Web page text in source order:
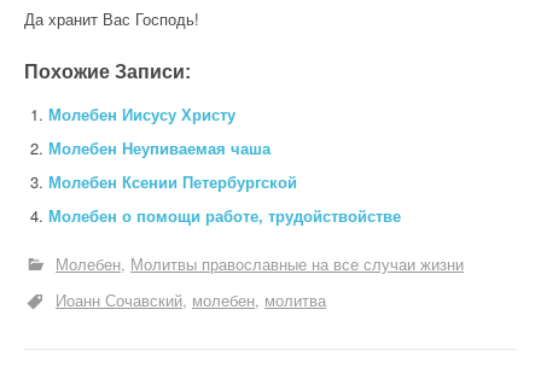
Да хранит Вас Господь!
Похожие Записи:
Молебен Иисусу Христу
Молебен Неупиваемая чаша
Молебен Ксении Петербургской
Молебен о помощи работе, трудойствойстве
Молебен Молитвы православные на все случаи жизни
Иоанн Сочавский молебен молитва